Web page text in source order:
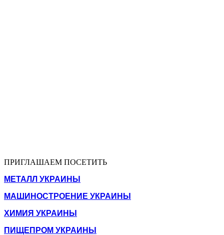
ПРИГЛАШАЕМ ПОСЕТИТЬ
МЕТАЛЛ УКРАИНЫ
МАШИНОСТРОЕНИЕ УКРАИНЫ
ХИМИЯ УКРАИНЫ
ПИЩЕПРОМ УКРАИНЫ